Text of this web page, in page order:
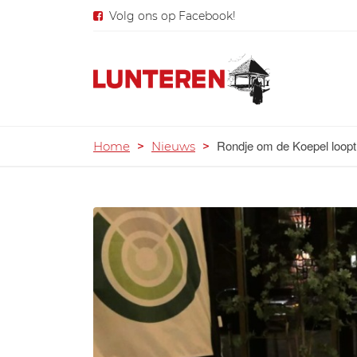
Volg ons op Facebook!
Home > Nieuws > Rondje om de Koepel